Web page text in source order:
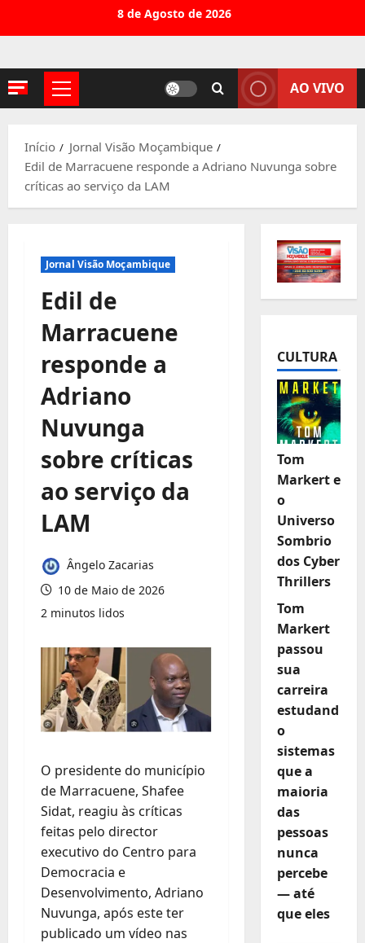
conteúdo
8 de Agosto de 2026
Menu
AO VIVO
Início
Jornal Visão Moçambique
Edil de Marracuene responde a Adriano Nuvunga sobre
críticas ao serviço da LAM
Jornal Visão Moçambique
Edil de
Marracuene
responde a
Adriano
Nuvunga
sobre críticas
ao serviço da
LAM
Ângelo Zacarias
10 de Maio de 2026
2 minutos lidos
O presidente do município
de Marracuene, Shafee
Sidat, reagiu às críticas
feitas pelo director
executivo do Centro para
Democracia e
Desenvolvimento, Adriano
Nuvunga, após este ter
publicado um vídeo nas
CULTURA
Tom
Markert e
o
Universo
Sombrio
dos Cyber
Thrillers
Tom
Markert
passou
sua
carreira
estudand
o
sistemas
que a
maioria
das
pessoas
nunca
percebe
— até
que eles